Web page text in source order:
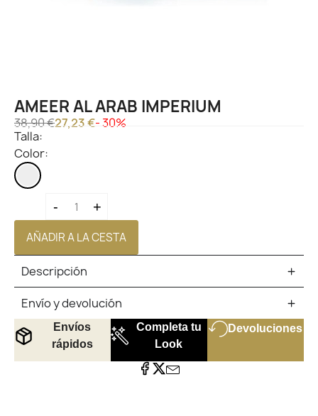
AMEER AL ARAB IMPERIUM
38,90 €27,23 €- 30%
Talla:
Color:
PERFUME
HOMBRE
- +
AÑADIR A LA CESTA
Descripción
Envío y devolución
Envíos
rápidos
Completa tu
Look
Devoluciones